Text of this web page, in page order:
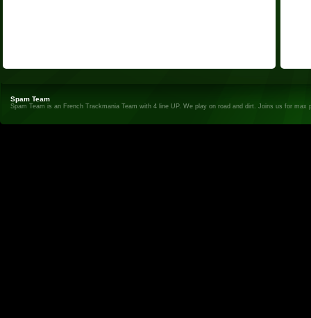
Spam Team
Spam Team is an French Trackmania Team with 4 line UP. We play on road and dirt. Joins us for max